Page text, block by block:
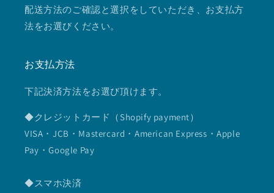
配送方法のご確認と選択をしていただき、お支払方
法をお選びください。
お支払方法
下記決済方法をお選び頂けます。
◆クレジットカード（Shopify payment）
VISA・JCB・Mastercard・American Express・Apple
Pay・Google Pay
◆スマホ決済